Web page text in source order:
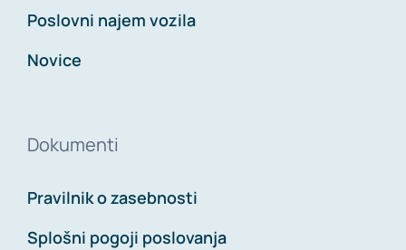
Poslovni najem vozila
Novice
Dokumenti
Pravilnik o zasebnosti
Splošni pogoji poslovanja